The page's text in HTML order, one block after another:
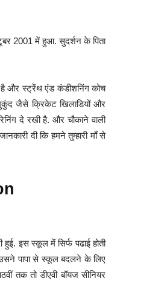
2001 में हुआ. सुदर्शन के पिता
है और स्ट्रेंथ एंड कंडीशनिंग कोच
मुकुंद जैसे क्रिकेट खिलाडियों और
दे रखी है. और चौकाने वाली
दी कि हमने तुम्हारी माँ से
इस स्कूल में सिर्फ पढाई होती
पापा से स्कूल बदलने के लिए
तक तो डीएवी बॉयज सीनियर